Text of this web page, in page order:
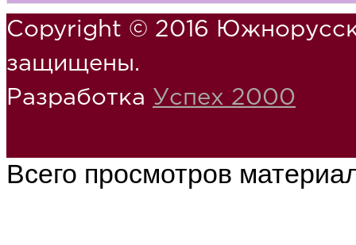
Copyright © 2016
защищены.
Разработка Успех 2000
Всего просмотров